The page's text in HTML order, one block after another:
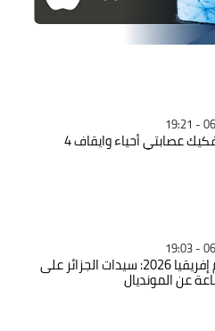
الوادي: تفكيك عصابتي أحياء وايقاف 4
كأس أمم إفريقيا 2026: سيدات الجزائر على